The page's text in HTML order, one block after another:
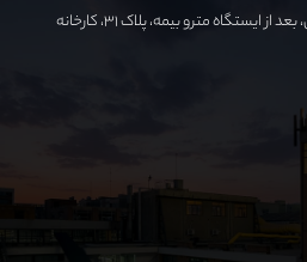
تهران، میدان آزادی، اتوبان لشگری، بعد از ایستگاه مترو بیمه، پلاک ۳۱، کارخانه